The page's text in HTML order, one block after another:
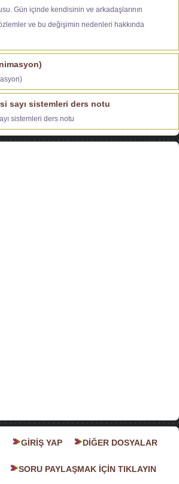
Gün içinde kendisinin ve arkadaşlarının
ve bu değişimin nedenleri hakkında
sayı sistemleri ders notu
sistemleri ders notu
GİRİŞ YAP DİĞER DOSYALAR
SORU PAYLAŞMAK İÇİN TIKLAYIN